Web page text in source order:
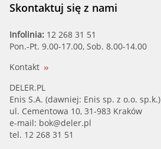
Skontaktuj się z nami
Infolinia: 12 268 31 51
Pon.-Pt. 9.00-17.00, Sob. 8.00-14.00
Kontakt
DELER.PL
Enis S.A. (dawniej: Enis sp. z o.o. sp.k.)
ul. Cementowa 10, 31-983 Kraków
e-mail: bok@deler.pl
tel. 12 268 31 51